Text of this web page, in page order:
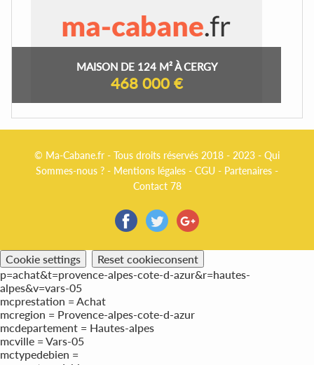
MAISON DE 124 M² À CERGY
468 000 €
© Ma-Cabane.fr - Tous droits réservés 2018 - 2023 - Qui
Sommes-nous ? - Mentions légales - CGU - Partenaires -
Contact 78
Cookie settings
Reset cookieconsent
p=achat&t=provence-alpes-cote-d-azur&r=hautes-
alpes&v=vars-05
mcprestation = Achat
mcregion = Provence-alpes-cote-d-azur
mcdepartement = Hautes-alpes
mcville = Vars-05
mctypedebien =